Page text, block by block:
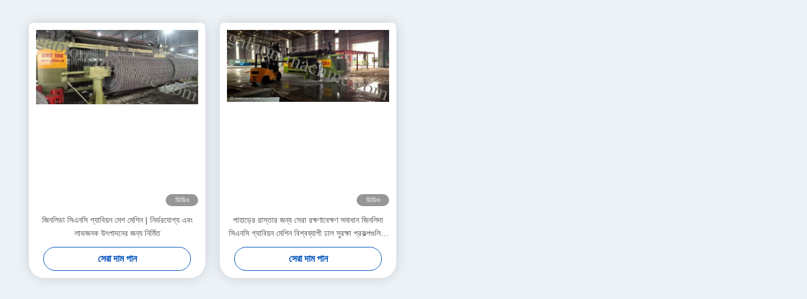
ভিডিও
জিনলিডা সিএনসি গ্যাবিয়ন মেশ মেশিন | নির্ভরযোগ্য এবং
লাভজনক উৎপাদনের জন্য নির্মিত
সেরা দাম পান
ভিডিও
পাহাড়ের রাস্তার জন্য সেরা রক্ষণাবেক্ষণ সমাধান জিনলিদা
সিএনসি গ্যাবিয়ন মেশিন বিশ্বব্যাপী ঢাল সুরক্ষা প্রকল্পগুলিকে
সমর্থন করে
সেরা দাম পান